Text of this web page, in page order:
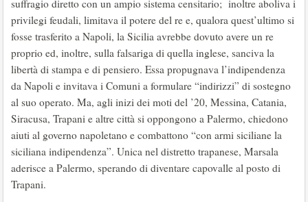
suffragio diretto con un ampio sistema censitario; inoltre aboliva i
privilegi feudali, limitava il potere del re e, qualora quest’ultimo si
fosse trasferito a Napoli, la Sicilia avrebbe dovuto avere un re
proprio ed, inoltre, sulla falsariga di quella inglese, sanciva la
libertà di stampa e di pensiero. Essa propugnava l’indipendenza
da Napoli e invitava i Comuni a formulare “indirizzi” di sostegno
al suo operato. Ma, agli inizi dei moti del ’20, Messina, Catania,
Siracusa, Trapani e altre città si oppongono a Palermo, chiedono
aiuti al governo napoletano e combattono “con armi siciliane la
siciliana indipendenza”. Unica nel distretto trapanese, Marsala
aderisce a Palermo, sperando di diventare capovalle al posto di
Trapani.